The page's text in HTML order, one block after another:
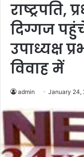
राष्ट्रपति,
दिग्गज पहुंचे
उपाध्यक्ष
विवाह में
admin January 24,